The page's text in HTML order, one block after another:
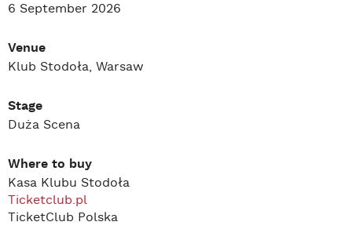
6 September 2026
Venue
Klub Stodoła, Warsaw
Stage
Duża Scena
Where to buy
Kasa Klubu Stodoła
Ticketclub.pl
TicketClub Polska